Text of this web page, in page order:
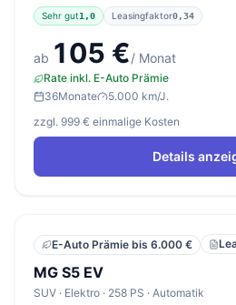
Sehr gut1,0 Leasingfaktor0,34
ab 105 €/ Monat
Rate inkl. E-Auto Prämie
36Monate
5.000 km/J.
zzgl. 999 € einmalige Kosten
Details
E-Auto Prämie bis 6.000 €
MG S5 EV
SUV · Elektro · 258 PS · Automatik